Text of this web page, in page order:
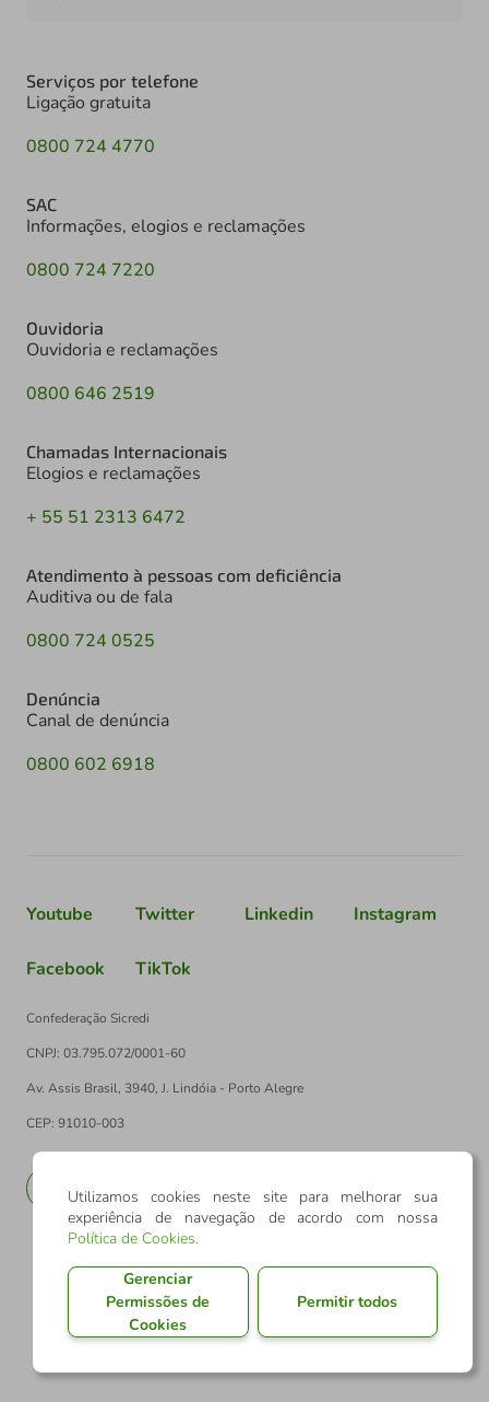
Serviços por telefone
Ligação gratuita
0800 724 4770
SAC
Informações, elogios e reclamações
0800 724 7220
Ouvidoria
Ouvidoria e reclamações
0800 646 2519
Chamadas Internacionais
Elogios e reclamações
+ 55 51 2313 6472
Atendimento à pessoas com deficiência
Auditiva ou de fala
0800 724 0525
Denúncia
Canal de denúncia
0800 602 6918
Youtube Twitter Linkedin Instagram
Facebook TikTok
Confederação Sicredi
CNPJ: 03.795.072/0001-60
Av. Assis Brasil, 3940, J. Lindóia - Porto Alegre
CEP: 91010-003
Utilizamos cookies neste site para melhorar sua
experiência de navegação de acordo com nossa
Política de Cookies.
Gerenciar
Permissões de
Cookies
Permitir todos